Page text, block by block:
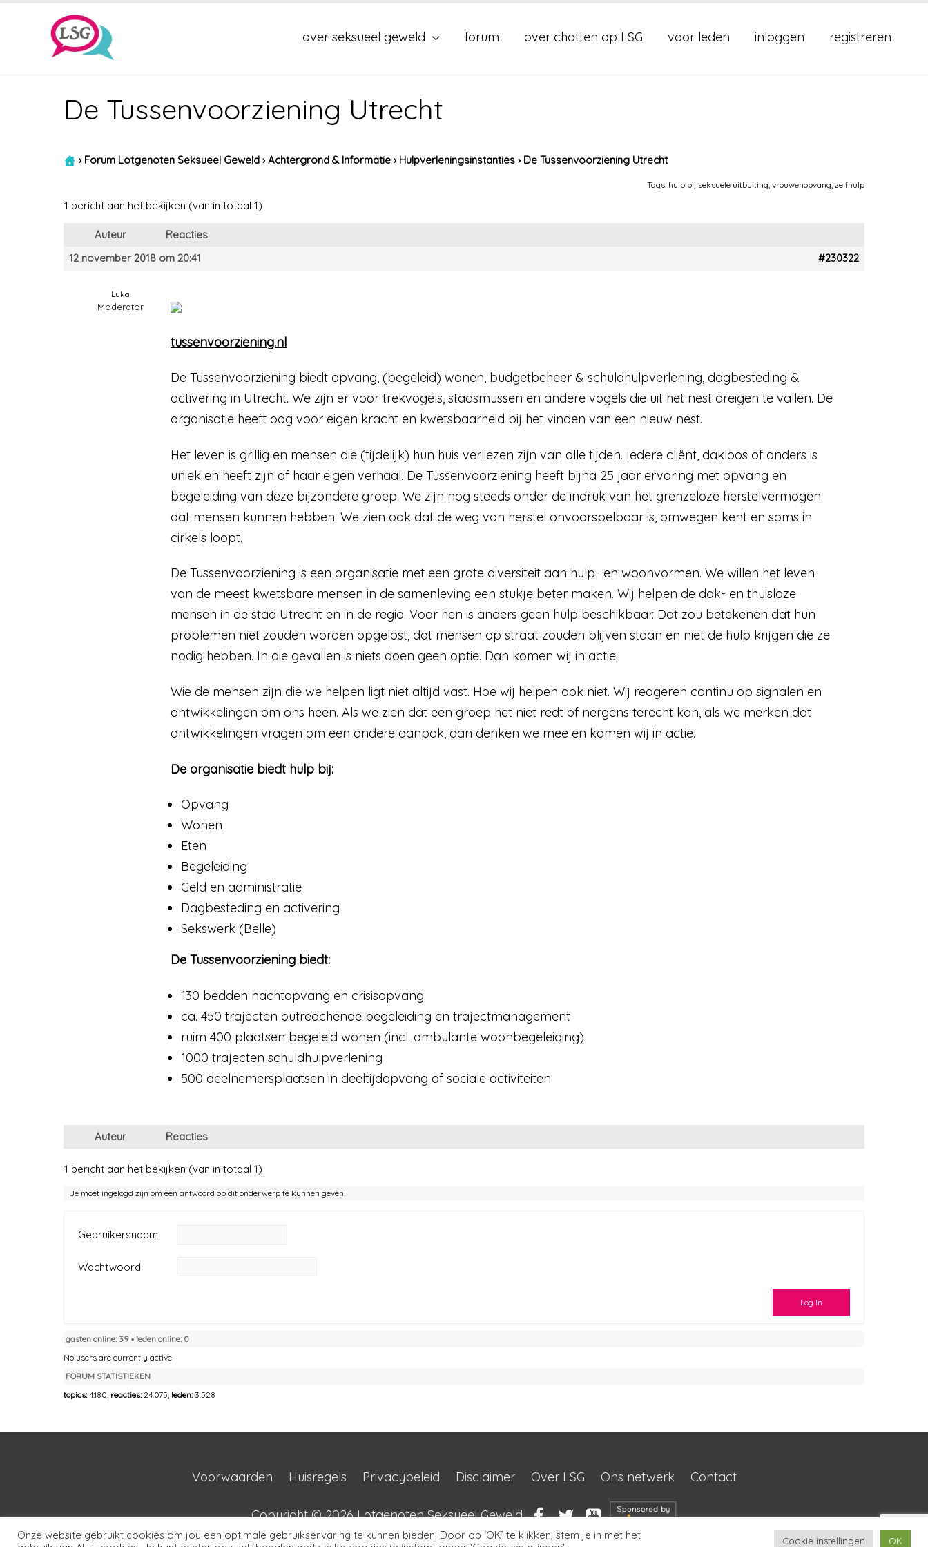
over seksueel geweld forum over chatten op LSG voor leden inloggen registreren
De Tussenvoorziening Utrecht
› Forum Lotgenoten Seksueel Geweld › Achtergrond & Informatie › Hulpverleningsinstanties › De Tussenvoorziening Utrecht
Tags: hulp bij seksuele uitbuiting, vrouwenopvang, zelfhulp
1 bericht aan het bekijken (van in totaal 1)
Auteur
Reacties
12 november 2018 om 20:41
#230322
Luka
Moderator
tussenvoorziening.nl
De Tussenvoorziening biedt opvang, (begeleid) wonen, budgetbeheer & schuldhulpverlening, dagbesteding &
activering in Utrecht. We zijn er voor trekvogels, stadsmussen en andere vogels die uit het nest dreigen te vallen. De
organisatie heeft oog voor eigen kracht en kwetsbaarheid bij het vinden van een nieuw nest.
Het leven is grillig en mensen die (tijdelijk) hun huis verliezen zijn van alle tijden. Iedere cliënt, dakloos of anders is
uniek en heeft zijn of haar eigen verhaal. De Tussenvoorziening heeft bijna 25 jaar ervaring met opvang en
begeleiding van deze bijzondere groep. We zijn nog steeds onder de indruk van het grenzeloze herstelvermogen
dat mensen kunnen hebben. We zien ook dat de weg van herstel onvoorspelbaar is, omwegen kent en soms in
cirkels loopt.
De Tussenvoorziening is een organisatie met een grote diversiteit aan hulp- en woonvormen. We willen het leven
van de meest kwetsbare mensen in de samenleving een stukje beter maken. Wij helpen de dak- en thuisloze
mensen in de stad Utrecht en in de regio. Voor hen is anders geen hulp beschikbaar. Dat zou betekenen dat hun
problemen niet zouden worden opgelost, dat mensen op straat zouden blijven staan en niet de hulp krijgen die ze
nodig hebben. In die gevallen is niets doen geen optie. Dan komen wij in actie.
Wie de mensen zijn die we helpen ligt niet altijd vast. Hoe wij helpen ook niet. Wij reageren continu op signalen en
ontwikkelingen om ons heen. Als we zien dat een groep het niet redt of nergens terecht kan, als we merken dat
ontwikkelingen vragen om een andere aanpak, dan denken we mee en komen wij in actie.
De organisatie biedt hulp bij:
Opvang
Wonen
Eten
Begeleiding
Geld en administratie
Dagbesteding en activering
Sekswerk (Belle)
De Tussenvoorziening biedt:
130 bedden nachtopvang en crisisopvang
ca. 450 trajecten outreachende begeleiding en trajectmanagement
ruim 400 plaatsen begeleid wonen (incl. ambulante woonbegeleiding)
1000 trajecten schuldhulpverlening
500 deelnemersplaatsen in deeltijdopvang of sociale activiteiten
Auteur Reacties
1 bericht aan het bekijken (van in totaal 1)
Je moet ingelogd zijn om een antwoord op dit onderwerp te kunnen geven.
Gebruikersnaam:
Wachtwoord:
Log In
gasten online: 39 ▪︎ leden online: 0
No users are currently active
FORUM STATISTIEKEN
topics: 4.180, reacties: 24.075, leden: 3.528
Voorwaarden Huisregels Privacybeleid Disclaimer Over LSG Ons netwerk Contact
Copyright © 2026Lotgenoten Seksueel Geweld
Onze website gebruikt cookies om jou een optimale gebruikservaring te kunnen bieden. Door op ‘OK’ te klikken, stem je in met het
Cookie instellingen OK